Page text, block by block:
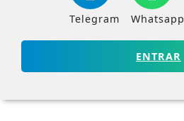
Telegram Whatsapp
ENTRAR